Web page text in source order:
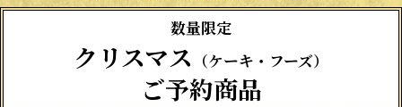
数量限定
クリスマス （ケーキ・フーズ）
ご予約商品